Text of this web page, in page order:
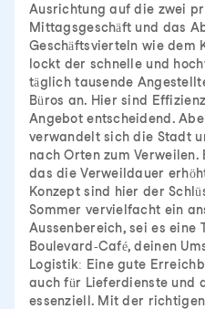
Ausrichtung auf die zwei
Mittagsgeschäft und das
Geschäftsvierteln wie dem
lockt der schnelle und
täglich tausende
Büros an. Hier sind
Angebot entscheidend.
verwandelt sich die Stadt
nach Orten zum
das die Verweildauer
Konzept sind hier der
Sommer vervielfacht ein
Aussenbereich, sei es eine
Boulevard-Café, deinen
Logistik: Eine gute
auch für Lieferdienste und
essenziell. Mit der